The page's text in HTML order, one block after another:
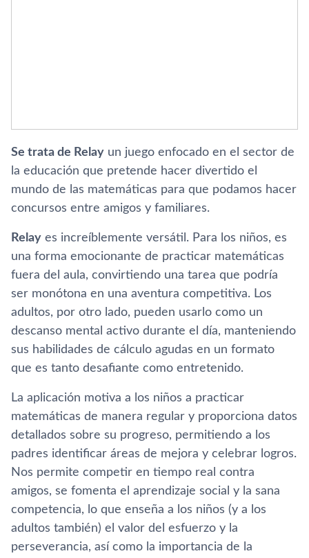
Se trata de Relay un juego enfocado en el sector de
la educación que pretende hacer divertido el
mundo de las matemáticas para que podamos hacer
concursos entre amigos y familiares.
Relay es increíblemente versátil. Para los niños, es
una forma emocionante de practicar matemáticas
fuera del aula, convirtiendo una tarea que podría
ser monótona en una aventura competitiva. Los
adultos, por otro lado, pueden usarlo como un
descanso mental activo durante el día, manteniendo
sus habilidades de cálculo agudas en un formato
que es tanto desafiante como entretenido.
La aplicación motiva a los niños a practicar
matemáticas de manera regular y proporciona datos
detallados sobre su progreso, permitiendo a los
padres identificar áreas de mejora y celebrar logros.
Nos permite competir en tiempo real contra
amigos, se fomenta el aprendizaje social y la sana
competencia, lo que enseña a los niños (y a los
adultos también) el valor del esfuerzo y la
perseverancia, así como la importancia de la